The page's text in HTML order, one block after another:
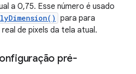
a 0,75. Esse número é usado
para para
de pixels da tela atual.
pré-